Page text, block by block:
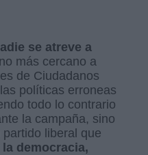
se atreve a
más cercano a
de Ciudadanos
políticas erroneas
todo lo contrario
la campaña, sino
liberal que
democracia,